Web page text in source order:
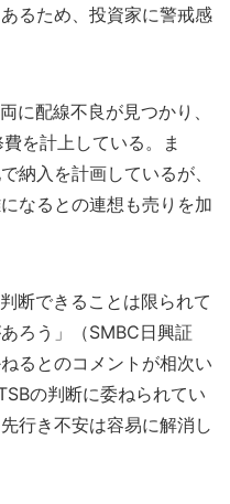
るため、投資家に警戒感
に配線不良が見つかり、
を計上している。ま
納入を計画しているが、
なるとの連想も売りを加
断できることは限られて
ろう」（SMBC日興証
るとのコメントが相次い
の判断に委ねられてい
行き不安は容易に解消し